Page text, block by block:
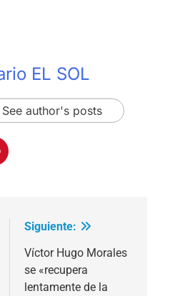
EL SOL
See author's posts
Siguiente:
Víctor Hugo Morales
se «recupera
lentamente de la